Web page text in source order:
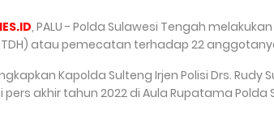
, PALU - Polda Sulawesi Tengah
atau pemecatan terhadap 22
Kapolda Sulteng Irjen Polisi Drs.
pers akhir tahun 2022 di Aula Rupatama Polda